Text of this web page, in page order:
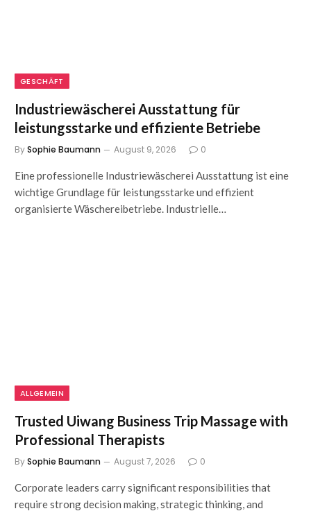
GESCHÄFT
Industriewäscherei Ausstattung für
leistungsstarke und effiziente Betriebe
BySophie Baumann August 9, 2026 0
Eine professionelle Industriewäscherei Ausstattung ist eine
wichtige Grundlage für leistungsstarke und effizient
organisierte Wäschereibetriebe. Industrielle…
ALLGEMEIN
Trusted Uiwang Business Trip Massage with
Professional Therapists
BySophie Baumann August 7, 2026 0
Corporate leaders carry significant responsibilities that
require strong decision making, strategic thinking, and